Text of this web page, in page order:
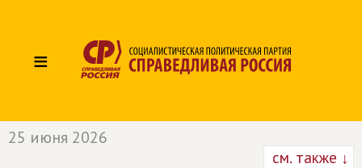
≡
25 июня 2026
см. также ↓